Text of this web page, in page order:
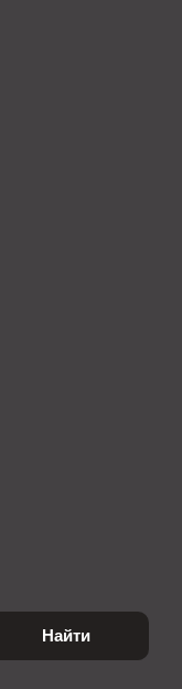
Найти